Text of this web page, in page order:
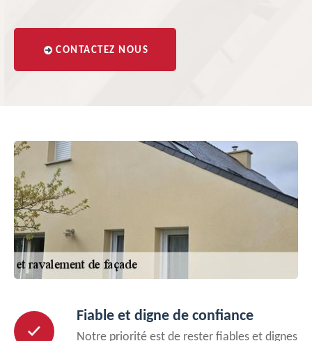
CONTACTEZ NOUS
Fiable et digne de confiance
Notre priorité est de rester fiables et dignes